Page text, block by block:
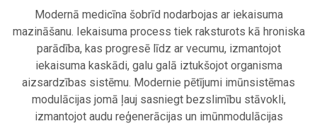
Modernā medicīna šobrīd nodarbojas ar iekaisuma
mazināšanu. Iekaisuma process tiek raksturots kā hroniska
parādība, kas progresē līdz ar vecumu, izmantojot
iekaisuma kaskādi, galu galā iztukšojot organisma
aizsardzības sistēmu. Modernie pētījumi imūnsistēmas
modulācijas jomā ļauj sasniegt bezslimību stāvokli,
izmantojot audu reģenerācijas un imūnmodulācijas